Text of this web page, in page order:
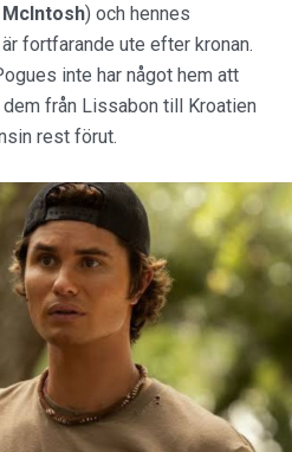
) och hennes
fortfarande ute efter kronan.
inte har något hem att
från Lissabon till Kroatien
rest förut.